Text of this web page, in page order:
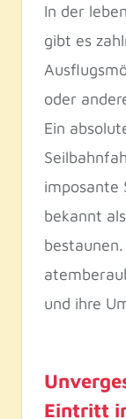
In der
gibt es
oder
Ein
imposante
bekannt
und ihre
Eintritt